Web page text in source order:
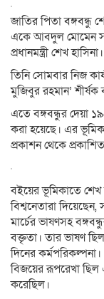
জাতির পিতা বঙ্গবন্ধু
একে আবদুল মোমেন
প্রধানমন্ত্রী শেখ হাসিনা।
তিনি সোমবার নিজ
মুজিবুর রহমান’
এতে বঙ্গবন্ধুর দেয়া
করা হয়েছে। এর ভূমিকা
প্রকাশন থেকে
বইয়ের ভূমিকাতে শেখ
বিশ্বনেতারা
মার্চের ভাষণসহ
বক্তৃতা। তার ভাষণ
দিনের
বিজয়ের রূপরেখা ছিল
করেছিল।